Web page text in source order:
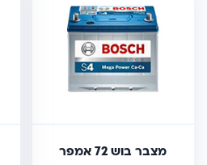
מצבר בוש 72 אמפר